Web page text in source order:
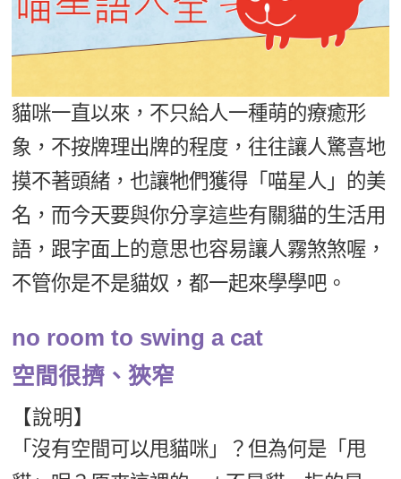
TOEFL 托福課程
開口溜英文
旅遊英文
基礎字彙
情境閱讀
英文文法技巧
英文寫作
TED Talks
CNN聽力強化
新聞英文
英語俱樂部
Let's Talk
西班牙語
外語即時通
兒童美語
更多
企業訓練
點讀筆教材
數位學習教材
活動花絮
貓咪一直以來，不只給人一種萌的療癒形
象，不按牌理出牌的程度，往往讓人驚喜地
摸不著頭緒，也讓牠們獲得「喵星人」的美
名，而今天要與你分享這些有關貓的生活用
語，跟字面上的意思也容易讓人霧煞煞喔，
不管你是不是貓奴，都一起來學學吧。
no room to swing a cat
空間很擠、狹窄
【說明】
「沒有空間可以甩貓咪」？但為何是「甩